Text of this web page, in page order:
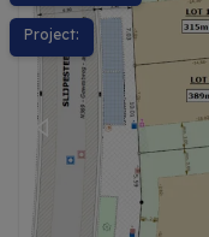
Project:
Previous